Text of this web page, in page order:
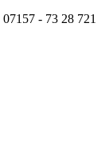
07157 - 73 28 721